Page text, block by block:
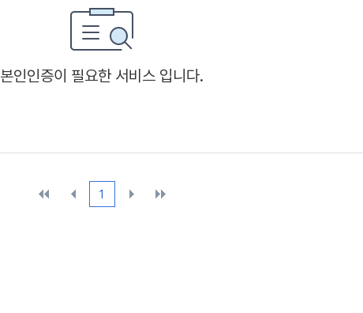
본인인증이 필요한 서비스 입니다.
1